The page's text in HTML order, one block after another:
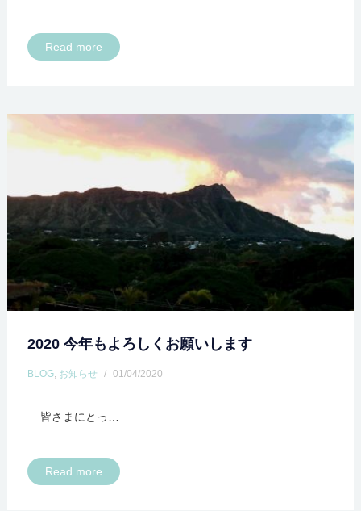
Read more
2020 今年もよろしくお願いします
BLOG, お知らせ / 01/04/2020
皆さまにとっ…
Read more